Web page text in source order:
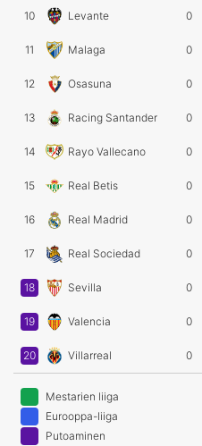
10 Levante 0
11 Malaga 0
12 Osasuna 0
13 Racing Santander 0
14 Rayo Vallecano 0
15 Real Betis 0
16 Real Madrid 0
17 Real Sociedad 0
18 Sevilla 0
19 Valencia 0
20 Villarreal 0
Mestarien liiga
Eurooppa-liiga
Putoaminen